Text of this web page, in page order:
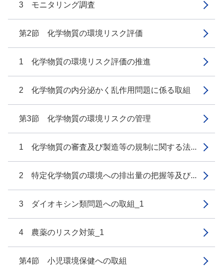
3 モニタリング調査
第2節 化学物質の環境リスク評価
1 化学物質の環境リスク評価の推進
2 化学物質の内分泌かく乱作用問題に係る取組
第3節 化学物質の環境リスクの管理
1 化学物質の審査及び製造等の規制に関する法...
2 特定化学物質の環境への排出量の把握等及び...
3 ダイオキシン類問題への取組_1
4 農薬のリスク対策_1
第4節 小児環境保健への取組